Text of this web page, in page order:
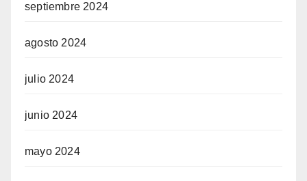
septiembre 2024
agosto 2024
julio 2024
junio 2024
mayo 2024